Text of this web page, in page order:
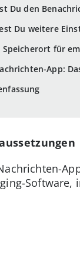
Du den
Du weitere
Speicherort für
App: